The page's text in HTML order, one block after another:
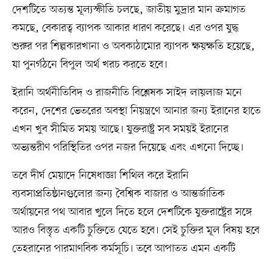
দেশটিতে অত্যন্ত মূল্যস্ফীতি চলছে, জাতীয় মুদ্রার মান ক্রমাগত
কমছে, বেকারত্ব ব্যাপক আকার ধারণ করেছে। এর ওপর যুদ্ধ
শুরুর পর শিল্পকারখানা ও অবকাঠামোর ব্যাপক ক্ষয়ক্ষতি হয়েছে,
যা পুনর্গঠনে বিপুল অর্থ খরচ করতে হবে।
ইরানি অর্থনীতিবিদ ও রাজনীতি বিশ্লেষক সাইদ লায়লাজ মনে
করেন, দেশের ভেতরের অবস্থা নিয়ন্ত্রণে আনার জন্য ইরানের হাতে
এখন খুব সীমিত সময় আছে। যুক্তরাষ্ট্র সব সময়ই ইরানের
অভ্যন্তরীণ পরিস্থিতির ওপর নজর দিয়েছে এবং এখনো দিচ্ছে।
তবে দীর্ঘ মেয়াদে নিষেধাজ্ঞা শিথিল করে ইরানি
ব্যবসাপ্রতিষ্ঠানগুলোর জন্য বৈশ্বিক বাজার ও আন্তর্জাতিক
অর্থায়নের পথ আবার খুলে দিতে হলে দেশটিকে যুক্তরাষ্ট্রের সঙ্গে
আরও বিস্তৃত একটি চুক্তিতে যেতে হবে। সেই চুক্তির মূল বিষয় হবে
তেহরানের পারমাণবিক কর্মসূচি। তবে আপাতত এমন একটি